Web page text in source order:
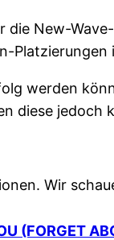
New-
werden
diese jedoch
Wir
(FORGET